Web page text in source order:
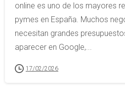
online es uno de los mayores
pymes en España. Muchos
necesitan grandes
aparecer en Google,...
17/02/2026